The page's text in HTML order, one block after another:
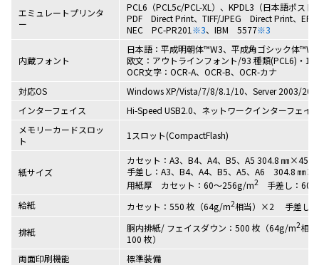
エミュレートプリンタ
ー
PCL6（PCL5c/PCL-XL）、KPDL3（日本語ポスト
PDF Direct Print、TIFF/JPEG Direct Print、
NEC PC-PR201 ※3、IBM 5577※3
内蔵フォント
日本語：平成明朝体™W3、平成角ゴシック体™W5
欧文：アウトラインフォント/93 種類(PCL6)・
OCR文字：OCR-A、OCR-B、OCR-カナ
対応OS
Windows XP/Vista/7/8/8.1/10、Server 2003/
インターフェイス
Hi-Speed USB2.0、ネットワークインターフェ
メモリーカードスロッ
ト
1スロット(CompactFlash)
紙サイズ
カセット：A3、B4、A4、B5、A5 304.8 ㎜
手差し：A3、B4、A4、B5、A5、A6 304.8 ㎜
用紙厚 カセット：60～256g/m2 手差し：60
給紙
カセット：550 枚（64g/m2相当）×2 手差し
排紙 胴内排紙/ フェイスダウン：500 枚（64g/m2相
100 枚）
両面印刷機能
標準装備